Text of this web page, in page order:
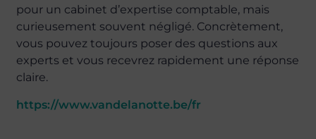
pour un cabinet d’expertise comptable, mais
curieusement souvent négligé. Concrètement,
vous pouvez toujours poser des questions aux
experts et vous recevrez rapidement une réponse
claire.
https://www.vandelanotte.be/fr